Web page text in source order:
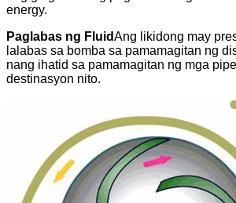
energy.
Paglabas ng FluidAng likidong may
lalabas sa bomba sa pamamagitan ng
nang ihatid sa pamamagitan ng mga
destinasyon nito.